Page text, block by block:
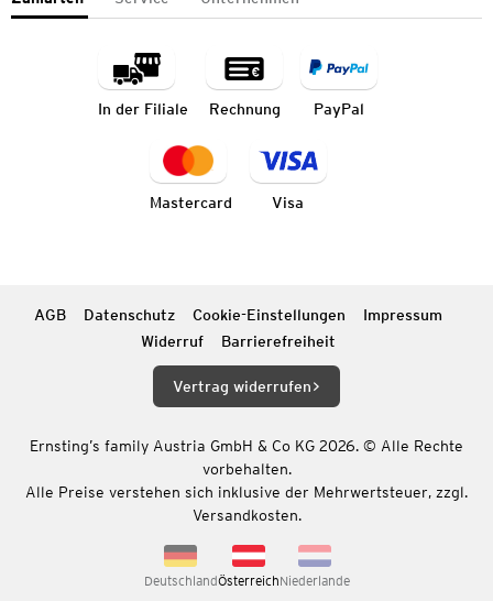
In der Filiale Rechnung PayPal
Mastercard Visa
AGB Datenschutz Cookie-Einstellungen
Impressum
Widerruf
Barrierefreiheit
Vertrag widerrufen
Ernsting’s family Austria GmbH & Co KG 2026. © Alle Rechte
vorbehalten.
Alle Preise verstehen sich inklusive der Mehrwertsteuer, zzgl.
Versandkosten.
DeutschlandÖsterreichNiederlande